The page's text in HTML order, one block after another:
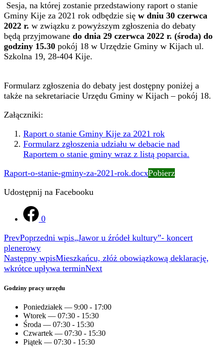
Sesja, na której zostanie przedstawiony raport o stanie
Gminy Kije za 2021 rok odbędzie się w dniu 30 czerwca
2022 r. w związku z powyższym zgłoszenia do debaty
będą przyjmowane do dnia 29 czerwca 2022 r. (środa) do
godziny 15.30 pokój 18 w Urzędzie Gminy w Kijach ul.
Szkolna 19, 28-404 Kije.
Formularz zgłoszenia do debaty jest dostępny poniżej a
także na sekretariacie Urzędu Gminy w Kijach – pokój 18.
Załączniki:
Raport o stanie Gminy Kije za 2021 rok
Formularz zgłoszenia udziału w debacie nad
Raportem o stanie gminy wraz z listą poparcia.
Raport-o-stanie-gminy-za-2021-rok.docxPobierz
Udostępnij na Facebooku
0
PrevPoprzedni wpis„Jawor u źródeł kultury”- koncert
plenerowy
Następny wpisMieszkańcu, złóż obowiązkową deklarację,
wkrótce upływa terminNext
Godziny pracy urzędu
Poniedziałek — 9:00 - 17:00
Wtorek — 07:30 - 15:30
Środa — 07:30 - 15:30
Czwartek — 07:30 - 15:30
Piątek — 07:30 - 15:30